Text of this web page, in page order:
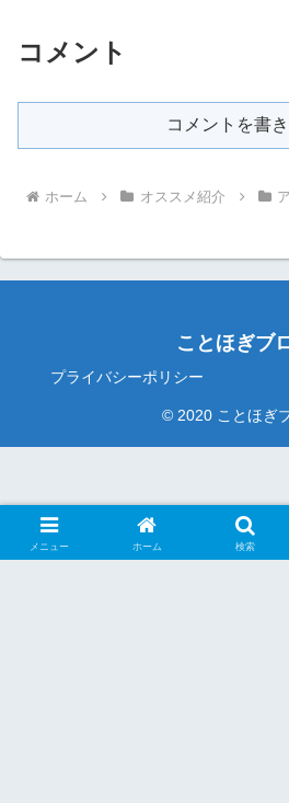
コメント
コメントを書
ホーム オススメ紹介
ことほぎブ
プライバシーポリシー
© 2020 ことほぎ
メニュー ホーム 検索